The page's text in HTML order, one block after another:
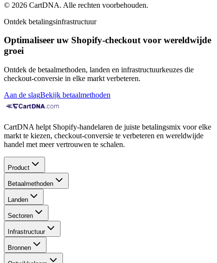
© 2026 CartDNA. Alle rechten voorbehouden.
Ontdek betalingsinfrastructuur
Optimaliseer uw Shopify-checkout voor wereldwijde
groei
Ontdek de betaalmethoden, landen en infrastructuurkeuzes die
checkout-conversie in elke markt verbeteren.
Aan de slagBekijk betaalmethoden
CartDNA helpt Shopify-handelaren de juiste betalingsmix voor elke
markt te kiezen, checkout-conversie te verbeteren en wereldwijde
handel met meer vertrouwen te schalen.
Product
Betaalmethoden
Landen
Sectoren
Infrastructuur
Bronnen